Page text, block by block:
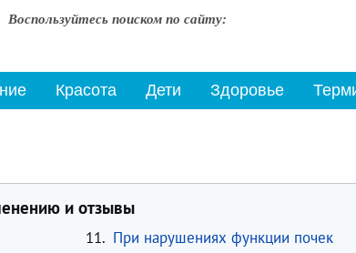
Воспользуйтесь поиском по сайту:
Красота Дети Здоровье
и отзывы
11. При нарушениях функции почек